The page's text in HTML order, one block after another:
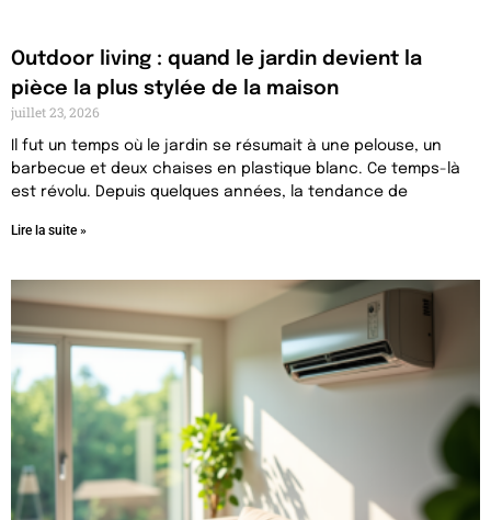
Outdoor living : quand le jardin devient la
pièce la plus stylée de la maison
juillet 23, 2026
Il fut un temps où le jardin se résumait à une pelouse, un
barbecue et deux chaises en plastique blanc. Ce temps-là
est révolu. Depuis quelques années, la tendance de
Lire la suite »